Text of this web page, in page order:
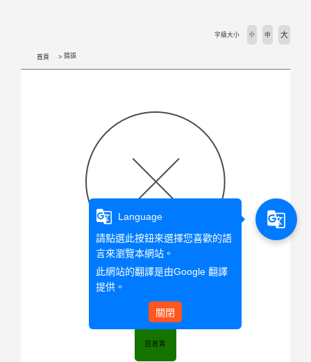
首頁 錯誤
字級大小 小 中 大
該文章已超過時間
回首頁
g_translate
Language
請點選此按鈕來選擇您喜歡的語
言來瀏覽本網站。
此網站的翻譯是由Google 翻譯
提供。
關閉
g_translate